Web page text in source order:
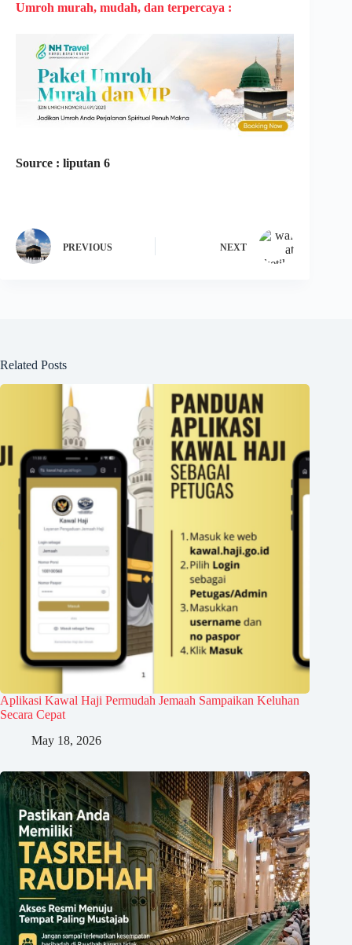
Umroh murah, mudah, dan terpercaya :
Source : liputan 6
PREVIOUS NEXT
Related Posts
Aplikasi Kawal Haji Permudah Jemaah Sampaikan Keluhan
Secara Cepat
May 18, 2026